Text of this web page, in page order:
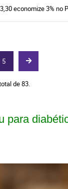
economize3% no
5
de 83.
para